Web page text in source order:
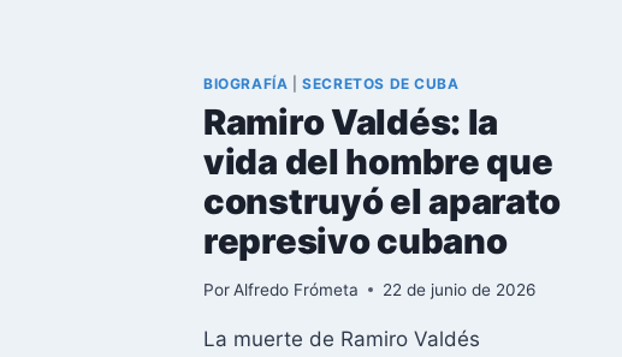
BIOGRAFÍA |SECRETOS DE CUBA
Ramiro Valdés: la
vida del hombre que
construyó el aparato
represivo cubano
Por Alfredo Frómeta 22 de junio de 2026
La muerte de Ramiro Valdés